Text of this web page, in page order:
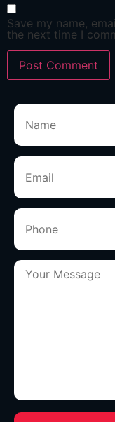
Save my name,
the next time I